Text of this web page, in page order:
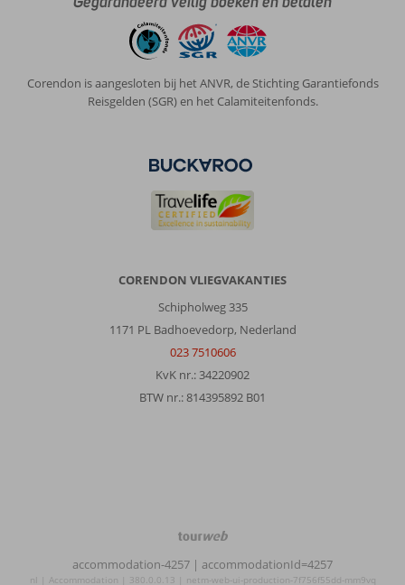
Corendon is aangesloten bij het ANVR, de Stichting Garantiefonds
Reisgelden (SGR) en het Calamiteitenfonds.
CORENDON VLIEGVAKANTIES
Schipholweg 335
1171 PL Badhoevedorp, Nederland
023 7510606
KvK nr.: 34220902
BTW nr.: 814395892 B01
TourWeb
NetMatch
accommodation-4257 | accommodationId=4257
nl | Accommodation | 380.0.0.13 | netm-web-ui-production-7f756f55dd-mm9vq